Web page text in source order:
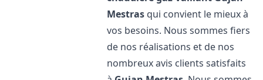
Mestras qui convient le mieux à
vos besoins. Nous sommes fiers
de nos réalisations et de nos
nombreux avis clients satisfaits